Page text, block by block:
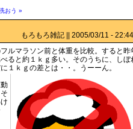
おう »
もろもろ雑記 || 2005/03/11 - 22:44
ルマラソン前と体重を比較。すると昨
ると約１ｋｇ多い。そのうちに、しぼ
１ｋｇの差とは・・。うーーん。